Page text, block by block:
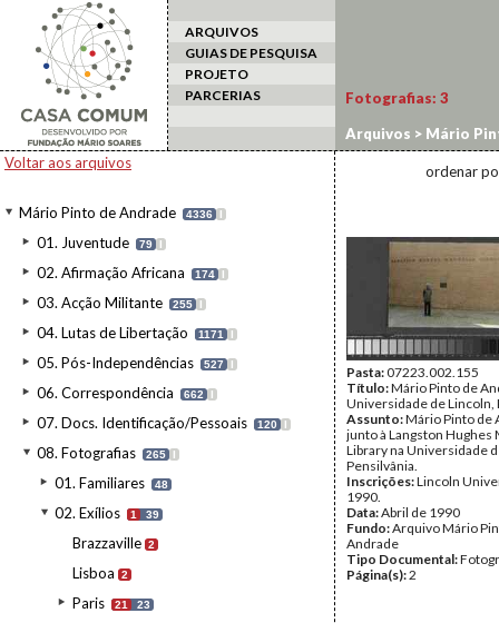
ARQUIVOS
GUIAS DE PESQUISA
PROJETO
PARCERIAS
Voltar aos arquivos
Mário Pinto de Andrade 4336 I
01. Juventude 79 I
02. Afirmação Africana 174 I
03. Acção Militante 255 I
04. Lutas de Libertação 1171 I
05. Pós-Independências 527 I
06. Correspondência 662 I
07. Docs. Identificação/Pessoais 120 I
08. Fotografias 265 I
01. Familiares 48
02. Exílios 1 39
Brazzaville 2
Lisboa 2
Paris 21 23
Fotografias: 3
Arquivos > Mário
ordenar
Pasta:07223.002.155
Título:Mário Pinto de
Universidade de Lincoln,
Assunto:Mário Pinto de
junto à Langston Hughes
Library na Universidade
Pensilvânia.
Inscrições:Lincoln
1990.
Data:Abril de 1990
Fundo:Arquivo Mário
Andrade
Tipo Documental:
Página(s):2